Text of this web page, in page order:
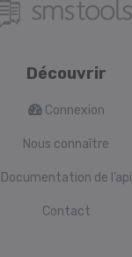
Découvrir
Connexion
Nous connaître
Documentation de l’api
Contact